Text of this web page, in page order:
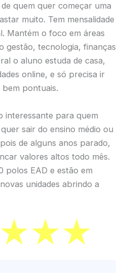
quem quer começar uma
muito. Tem mensalidade
Mantém o foco em áreas
gestão, tecnologia, finanças
o aluno estuda de casa,
online, e só precisa ir
pontuais.
interessante para quem
sair do ensino médio ou
de alguns anos parado,
valores altos todo mês.
polos EAD e estão em
unidades abrindo a